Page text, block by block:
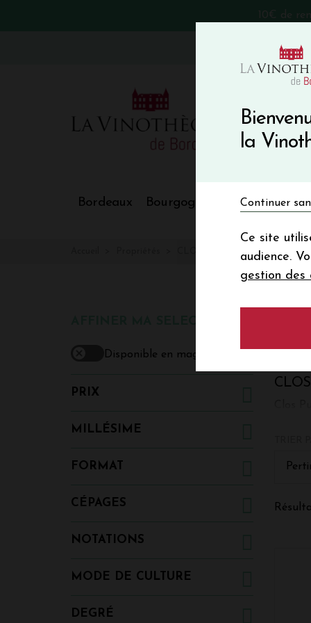
la
Continuer
Ce site
audience.
gestion des
VinoBlog
Bordeaux Bourgogne Nos Régions
CLOS PUY ARNAUD
Disponible en magasin
PRIX
MILLÉSIME
FORMAT
CÉPAGES
NOTATIONS
MODE DE CULTURE
DEGRÉ